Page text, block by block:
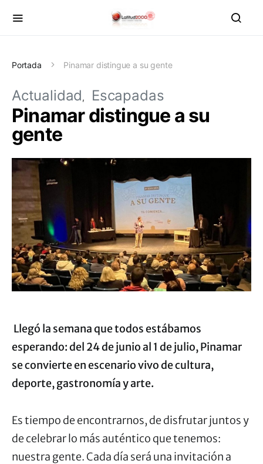
Portada Pinamar distingue a su gente
Actualidad Escapadas
Pinamar distingue a su
gente
Llegó la semana que todos estábamos
esperando: del 24 de junio al 1 de julio, Pinamar
se convierte en escenario vivo de cultura,
deporte, gastronomía y arte.
Es tiempo de encontrarnos, de disfrutar juntos y
de celebrar lo más auténtico que tenemos:
nuestra gente. Cada día será una invitación a